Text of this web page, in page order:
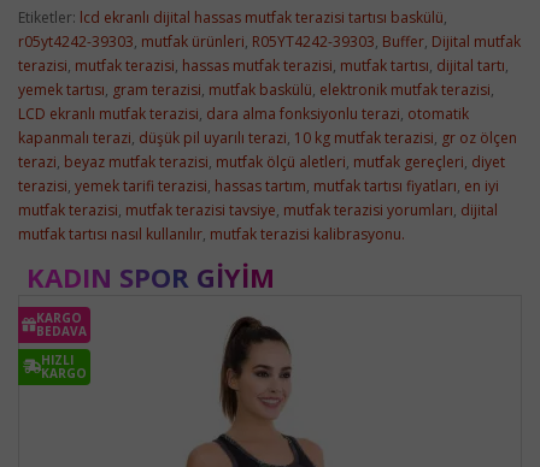
Etiketler: lcd ekranlı dijital hassas mutfak terazisi tartısı baskülü,
r05yt4242-39303, mutfak ürünleri, R05YT4242-39303, Buffer, Dijital mutfak
terazisi, mutfak terazisi, hassas mutfak terazisi, mutfak tartısı, dijital tartı,
yemek tartısı, gram terazisi, mutfak baskülü, elektronik mutfak terazisi,
LCD ekranlı mutfak terazisi, dara alma fonksiyonlu terazi, otomatik
kapanmalı terazi, düşük pil uyarılı terazi, 10 kg mutfak terazisi, gr oz ölçen
terazi, beyaz mutfak terazisi, mutfak ölçü aletleri, mutfak gereçleri, diyet
terazisi, yemek tarifi terazisi, hassas tartım, mutfak tartısı fiyatları, en iyi
mutfak terazisi, mutfak terazisi tavsiye, mutfak terazisi yorumları, dijital
mutfak tartısı nasıl kullanılır, mutfak terazisi kalibrasyonu.
KADIN SPOR GIYIM
KARGO
BEDAVA
HIZLI
KARGO